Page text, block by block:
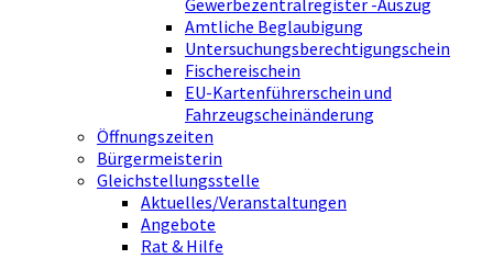
Amtliche Beglaubigung
Untersuchungsberechtigungschein
Fischereischein
EU-Kartenführerschein und
Fahrzeugscheinänderung
Öffnungszeiten
Bürgermeisterin
Gleichstellungsstelle
Aktuelles/Veranstaltungen
Angebote
Rat & Hilfe